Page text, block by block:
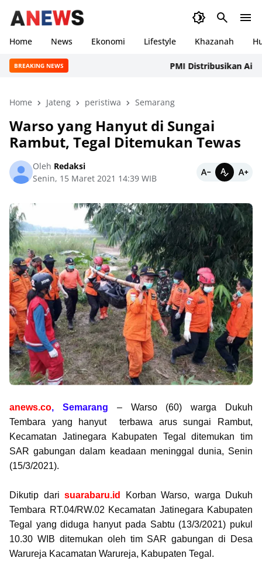
Home News Ekonomi Lifestyle Khazanah
BREAKING NEWS PMI Distribusikan Air
Home Jateng peristiwa Semarang
Warso yang Hanyut di Sungai
Rambut, Tegal Ditemukan Tewas
Oleh Redaksi
Senin, 15 Maret 2021 14:39 WIB
anews.co, Semarang – Warso (60) warga Dukuh
Tembara yang hanyut terbawa arus sungai Rambut,
Kecamatan Jatinegara Kabupaten Tegal ditemukan tim
SAR gabungan dalam keadaan meninggal dunia, Senin
(15/3/2021).
Dikutip dari suarabaru.id
Korban Warso, warga Dukuh
Tembara RT.04/RW.02 Kecamatan Jatinegara Kabupaten
Tegal yang diduga hanyut pada Sabtu (13/3/2021) pukul
10.30 WIB ditemukan oleh tim SAR gabungan di Desa
Warureja Kacamatan Warureja, Kabupaten Tegal.